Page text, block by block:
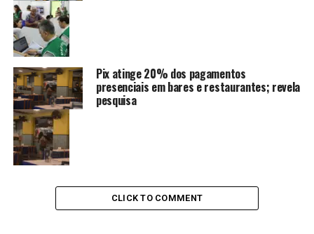
Pix atinge 20% dos pagamentos
presenciais em bares e restaurantes; revela
pesquisa
CLICK TO COMMENT